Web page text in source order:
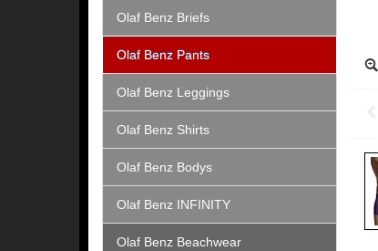
Olaf Benz Briefs
Olaf Benz Pants
Olaf Benz Leggings
Olaf Benz Shirts
Olaf Benz Bodys
Olaf Benz INFINITY
Olaf Benz Beachwear